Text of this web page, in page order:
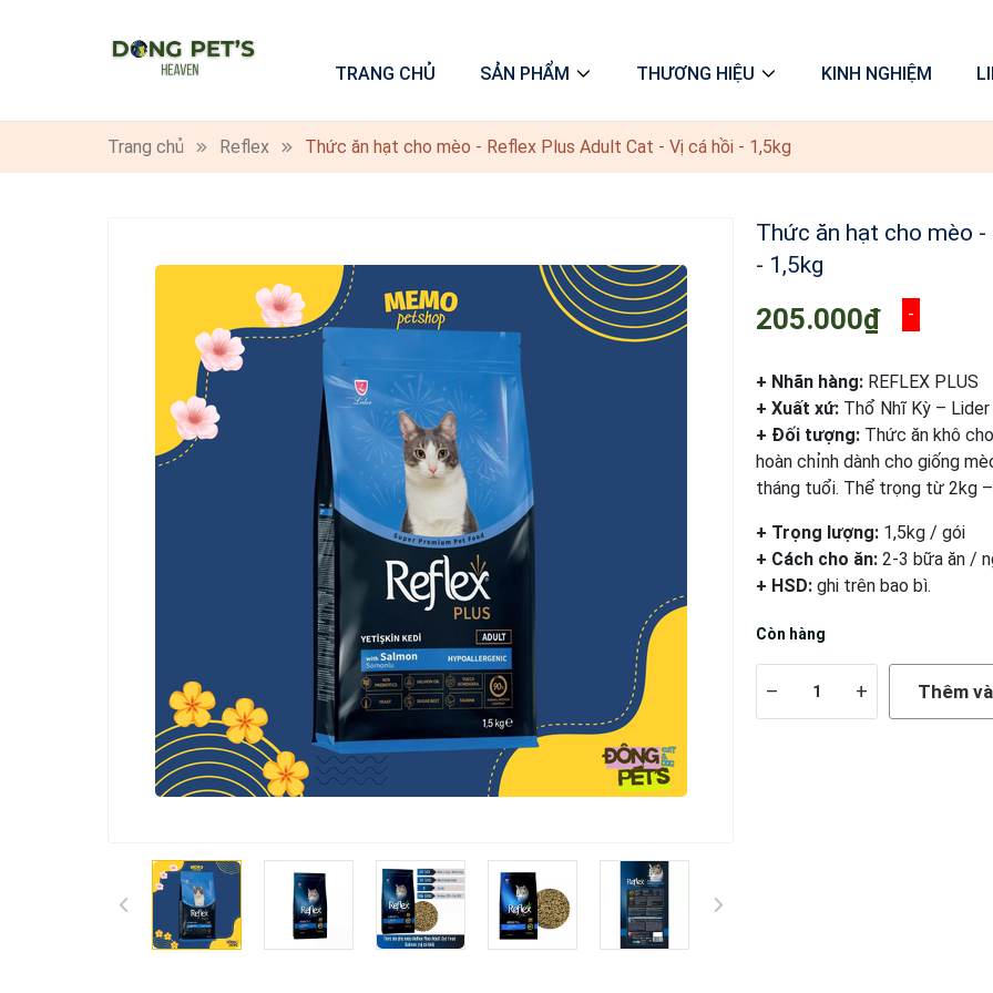
TRANG CHỦ SẢN PHẨM THƯƠNG HIỆU KINH NGHIỆM
Trang chủ Reflex Thức ăn hạt cho mèo - Reflex Plus Adult Cat - Vị cá hồi - 1,5kg
Thức ăn hạt cho mèo
- 1,5kg
205.000₫ -
+ Nhãn hàng: REFLEX PLUS
+ Xuất xứ: Thổ Nhĩ Kỳ –
+ Đối tượng: Thức ăn khô
hoàn chỉnh dành cho giống
tháng tuổi. Thể trọng từ 2kg
+ Trọng lượng: 1,5kg / gói
+ Cách cho ăn: 2-3 bữa ăn /
+ HSD: ghi trên bao bì.
Còn hàng
– + Thêm